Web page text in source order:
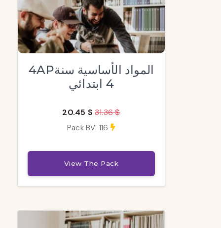
4APالمواد الأساسية سنة
4 ابتدائي
20.45 $ 31.36 $
Pack BV: 116
View The Pack